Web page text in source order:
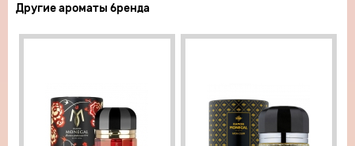
Другие ароматы бренда